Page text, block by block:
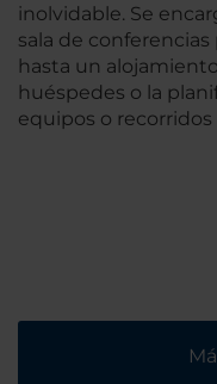
inolvidable. Se
sala de
hasta un
huéspedes o la
equipos o recorridos